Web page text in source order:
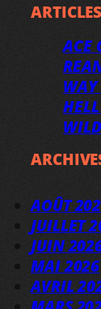
ACE
WAY
AOÛT
JUILLET
JUIN
MAI 2026
AVRIL